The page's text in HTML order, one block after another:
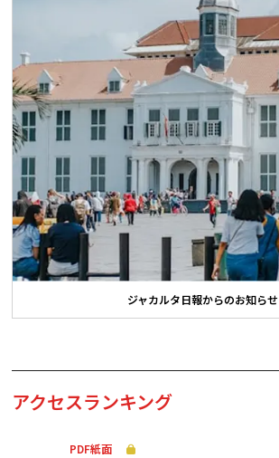
ジャカルタ日報からのお知らせ
アクセスランキング
PDF紙面